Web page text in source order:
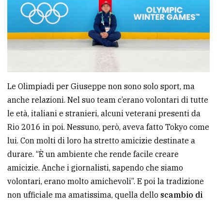
Le Olimpiadi per Giuseppe non sono solo sport, ma
anche relazioni. Nel suo team c’erano volontari di tutte
le età, italiani e stranieri, alcuni veterani presenti da
Rio 2016 in poi. Nessuno, però, aveva fatto Tokyo come
lui. Con molti di loro ha stretto amicizie destinate a
durare. “È un ambiente che rende facile creare
amicizie. Anche i giornalisti, sapendo che siamo
volontari, erano molto amichevoli”. E poi la tradizione
non ufficiale ma amatissima, quella dello scambio di